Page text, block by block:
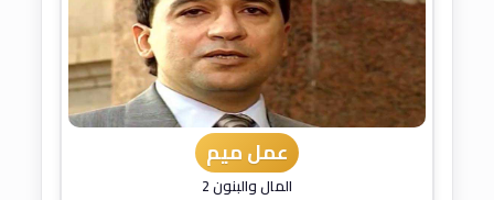
عمل ميم
المال والبنون 2